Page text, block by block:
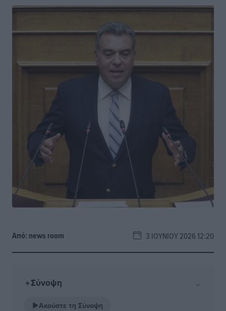
Από: news room 3 ΙΟΥΝΊΟΥ 2026 12:20
✦Σύνοψη ⌄
▶Ακούστε τη Σύνοψη